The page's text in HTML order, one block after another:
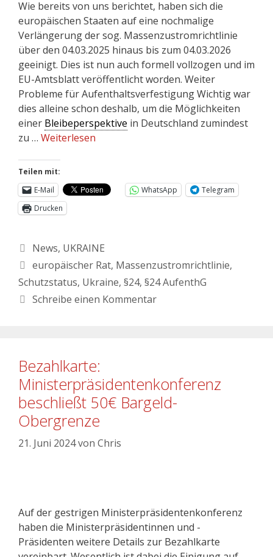
Wie bereits von uns berichtet, haben sich die
europäischen Staaten auf eine nochmalige
Verlängerung der sog. Massenzustromrichtlinie
über den 04.03.2025 hinaus bis zum 04.03.2026
geeinigt. Dies ist nun auch formell vollzogen und im
EU-Amtsblatt veröffentlicht worden. Weiter
Probleme für Aufenthaltsverfestigung Wichtig war
dies alleine schon deshalb, um die Möglichkeiten
einer Bleibeperspektive in Deutschland zumindest
zu … Weiterlesen
Teilen mit:
E-Mail
WhatsApp
Telegram
Drucken
News, UKRAINE
europäischer Rat, Massenzustromrichtlinie,
Schutzstatus, Ukraine, §24, §24 AufenthG
Schreibe einen Kommentar
Bezahlkarte:
Ministerpräsidentenkonferenz
beschließt 50€ Bargeld-
Obergrenze
21. Juni 2024von Chris
Auf der gestrigen Ministerpräsidentenkonferenz
haben die Ministerpräsidentinnen und -
Präsidenten weitere Details zur Bezahlkarte